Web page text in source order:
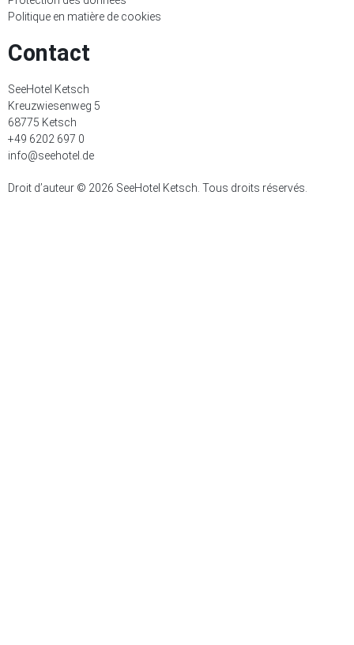
Politique en matière de cookies
Contact
SeeHotel Ketsch
Kreuzwiesenweg 5
68775 Ketsch
+49 6202 697 0
info@seehotel.de
Droit d’auteur © 2026 SeeHotel Ketsch. Tous droits réservés.